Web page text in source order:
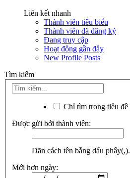
Liên kết nhanh
Thành viên tiêu biểu
Thành viên đã đăng ký
Đang truy cập
Hoạt động gần đây
New Profile Posts
Tìm kiếm
Chỉ tìm trong tiêu đề
Được gửi bởi thành viên:
Dãn cách tên bằng dấu phẩy(,).
Mới hơn ngày: